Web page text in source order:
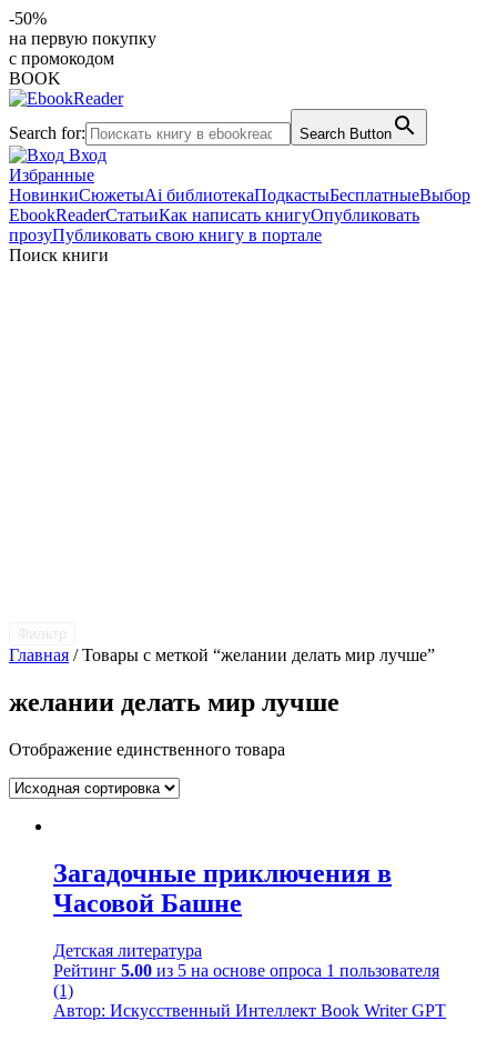
-50%
на первую покупку
с промокодом
BOOK
Search for: Search Button
Вход
Избранные
НовинкиСюжетыAi библиотекаПодкастыБесплатныеВыбор
EbookReaderСтатьиКак написать книгуОпубликовать
прозуПубликовать свою книгу в портале
Поиск книги
Главная / Товары с меткой “желании делать мир лучше”
желании делать мир лучше
Отображение единственного товара
Загадочные приключения в
Часовой Башне
Детская литература
Рейтинг 5.00 из 5 на основе опроса 1 пользователя
(1)
Автор: Искусственный Интеллект Book Writer GPT